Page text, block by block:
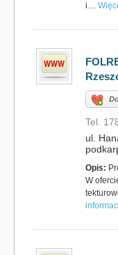
i…
Tel.
ul.
Opis:
W